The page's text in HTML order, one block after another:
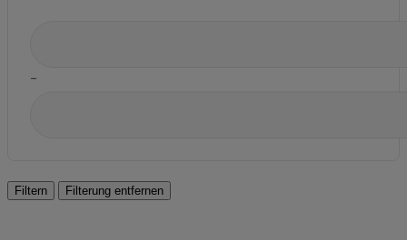
-
Filtern Filterung entfernen